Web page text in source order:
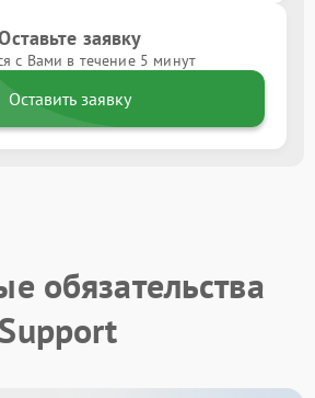
заявку
с Вами в течение 5 минут
Оставить заявку
обязательства